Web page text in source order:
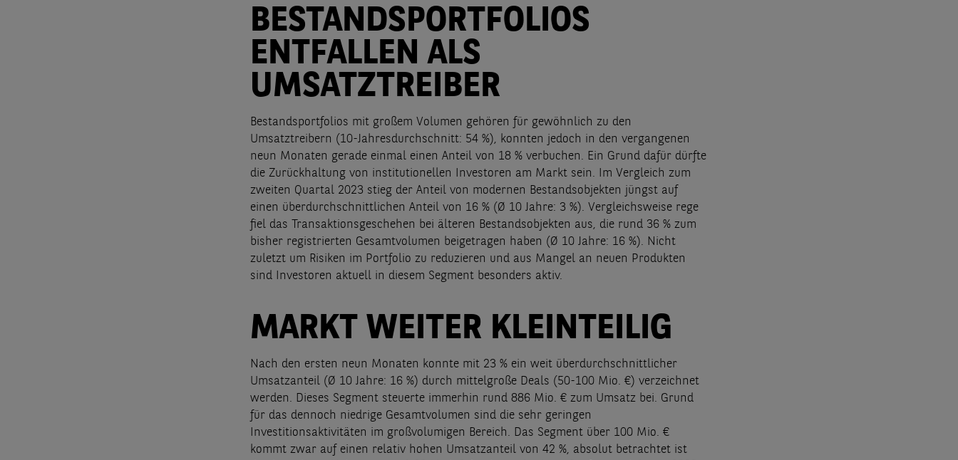
BESTANDSPORTFOLIOS
ENTFALLEN ALS
UMSATZTREIBER
Bestandsportfolios mit großem Volumen gehören für gewöhnlich zu den
Umsatztreibern (10-Jahresdurchschnitt: 54 %), konnten jedoch in den vergangenen
neun Monaten gerade einmal einen Anteil von 18 % verbuchen. Ein Grund dafür dürfte
die Zurückhaltung von institutionellen Investoren am Markt sein. Im Vergleich zum
zweiten Quartal 2023 stieg der Anteil von modernen Bestandsobjekten jüngst auf
einen überdurchschnittlichen Anteil von 16 % (Ø 10 Jahre: 3 %). Vergleichsweise rege
fiel das Transaktionsgeschehen bei älteren Bestandsobjekten aus, die rund 36 % zum
bisher registrierten Gesamtvolumen beigetragen haben (Ø 10 Jahre: 16 %). Nicht
zuletzt um Risiken im Portfolio zu reduzieren und aus Mangel an neuen Produkten
sind Investoren aktuell in diesem Segment besonders aktiv.
MARKT WEITER KLEINTEILIG
Nach den ersten neun Monaten konnte mit 23 % ein weit überdurchschnittlicher
Umsatzanteil (Ø 10 Jahre: 16 %) durch mittelgroße Deals (50-100 Mio. €) verzeichnet
werden. Dieses Segment steuerte immerhin rund 886 Mio. € zum Umsatz bei. Grund
für das dennoch niedrige Gesamtvolumen sind die sehr geringen
Investitionsaktivitäten im großvolumigen Bereich. Das Segment über 100 Mio. €
kommt zwar auf einen relativ hohen Umsatzanteil von 42 %, absolut betrachtet ist